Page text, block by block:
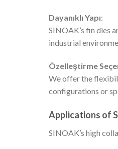
Dayanıklı Yapı:
SINOAK’s fin dies
industrial
Özelleştirme
We offer the
configurations or
Applications of
SINOAK’s high